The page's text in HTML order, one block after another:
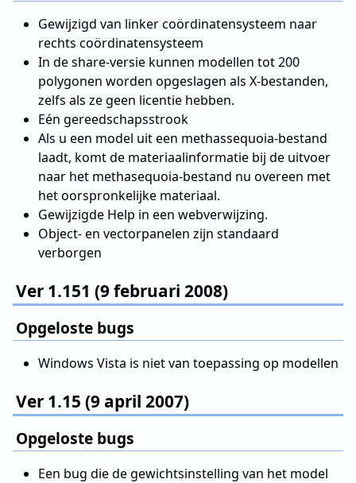
Gewijzigd van linker coördinatensysteem naar
rechts coördinatensysteem
In de share-versie kunnen modellen tot 200
polygonen worden opgeslagen als X-bestanden,
zelfs als ze geen licentie hebben.
Eén gereedschapsstrook
Als u een model uit een methassequoia-bestand
laadt, komt de materiaalinformatie bij de uitvoer
naar het methasequoia-bestand nu overeen met
het oorspronkelijke materiaal.
Gewijzigde Help in een webverwijzing.
Object- en vectorpanelen zijn standaard
verborgen
Ver 1.151 (9 februari 2008)
Opgeloste bugs
Windows Vista is niet van toepassing op modellen
Ver 1.15 (9 april 2007)
Opgeloste bugs
Een bug die de gewichtsinstelling van het model